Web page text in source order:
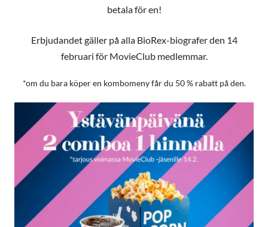
betala för en!
Erbjudandet gäller på alla BioRex-biografer den 14
februari för MovieClub medlemmar.
*om du bara köper en kombomeny får du 50 % rabatt på den.